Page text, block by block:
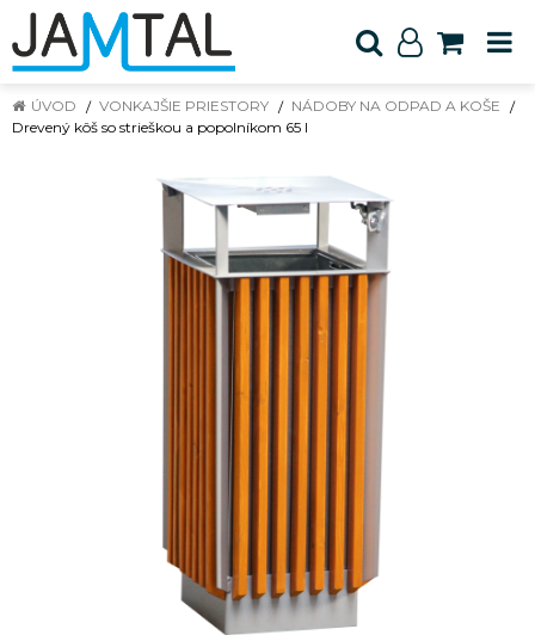
ÚVOD VONKAJŠIE PRIESTORY
NÁDOBY NA ODPAD A KOŠE
Drevený kôš so strieškou a popolníkom 65 l